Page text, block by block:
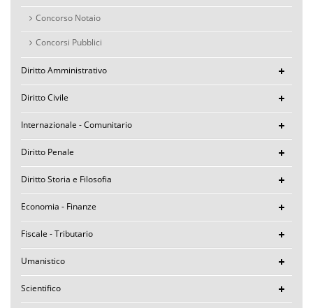
Concorso Notaio
Concorsi Pubblici
Diritto Amministrativo
Diritto Civile
Internazionale - Comunitario
Diritto Penale
Diritto Storia e Filosofia
Economia - Finanze
Fiscale - Tributario
Umanistico
Scientifico